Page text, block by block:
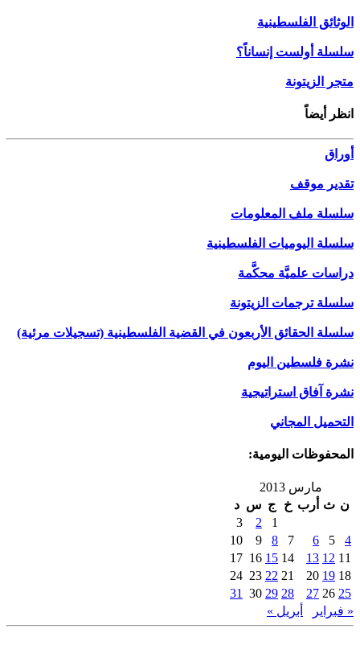
الوثائق الفلسطينية
سلسلة أولست إنساناً؟
متجر الزيتونة
انظر أيضاً
أوراق
تقدير موقف
سلسلة ملف المعلومات
سلسلة اليوميات الفلسطينية
دراسات علميَّة محكَّمة
سلسلة ترجمات الزيتونة
سلسلة الحقائق الأربعون في القضية الفلسطينية (تسجيلات مرئية)
نشرة فلسطين اليوم
نشرة آفاق استراتيجية
التحميل المجاني
المحفوظات اليومية:
مارس 2013
ن ث أرب خ ج س د
1
2
3
4
5
6
7
8
9
10
11
12
13
14
15
16
17
18
19
20
21
22
23
24
25
26
27
28
29
30
31
« فبراير
أبريل »